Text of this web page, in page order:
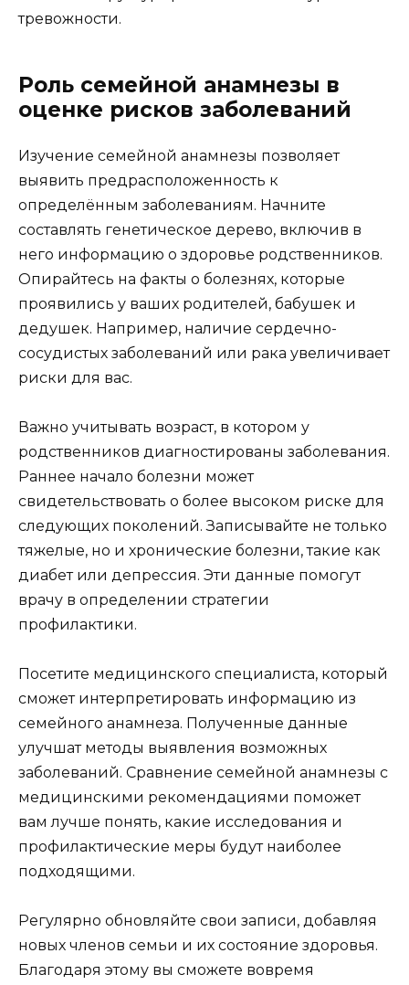
тревожности.
Роль семейной анамнезы в
оценке рисков заболеваний
Изучение семейной анамнезы позволяет
выявить предрасположенность к
определённым заболеваниям. Начните
составлять генетическое дерево, включив в
него информацию о здоровье родственников.
Опирайтесь на факты о болезнях, которые
проявились у ваших родителей, бабушек и
дедушек. Например, наличие сердечно-
сосудистых заболеваний или рака увеличивает
риски для вас.
Важно учитывать возраст, в котором у
родственников диагностированы заболевания.
Раннее начало болезни может
свидетельствовать о более высоком риске для
следующих поколений. Записывайте не только
тяжелые, но и хронические болезни, такие как
диабет или депрессия. Эти данные помогут
врачу в определении стратегии
профилактики.
Посетите медицинского специалиста, который
сможет интерпретировать информацию из
семейного анамнеза. Полученные данные
улучшат методы выявления возможных
заболеваний. Сравнение семейной анамнезы с
медицинскими рекомендациями поможет
вам лучше понять, какие исследования и
профилактические меры будут наиболее
подходящими.
Регулярно обновляйте свои записи, добавляя
новых членов семьи и их состояние здоровья.
Благодаря этому вы сможете вовремя